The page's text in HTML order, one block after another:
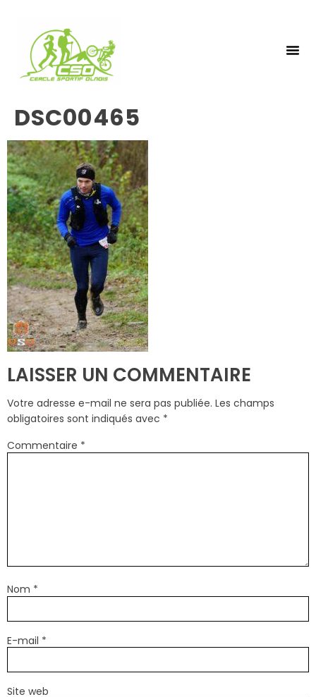
DSC00465
LAISSER UN COMMENTAIRE
Votre adresse e-mail ne sera pas publiée. Les champs
obligatoires sont indiqués avec *
Commentaire *
Nom *
E-mail *
Site web